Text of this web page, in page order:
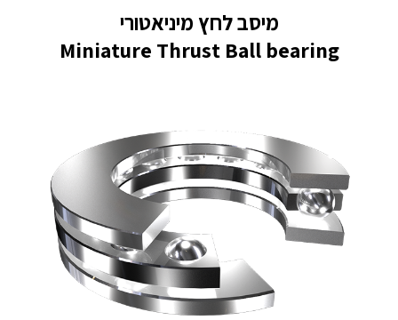
מיסב לחץ מיניאטורי
Miniature Thrust Ball bearing